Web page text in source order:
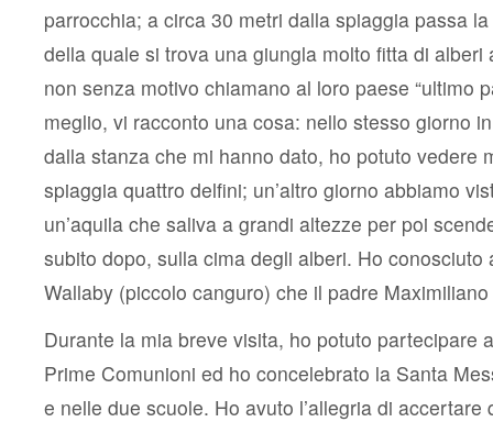
parrocchia; a circa 30 metri dalla spiaggia passa
della quale si trova una giungla molto fitta di alberi
non senza motivo chiamano al loro paese “ultimo
meglio, vi racconto una cosa: nello stesso giorno
dalla stanza che mi hanno dato, ho potuto vedere
spiaggia quattro delfini; un’altro giorno abbiamo
un’aquila che saliva a grandi altezze per poi
subito dopo, sulla cima degli alberi. Ho conosciuto
Wallaby (piccolo canguro) che il padre
Durante la mia breve visita, ho potuto partecipare
Prime Comunioni ed ho concelebrato la Santa
e nelle due scuole. Ho avuto l’allegria di accertare